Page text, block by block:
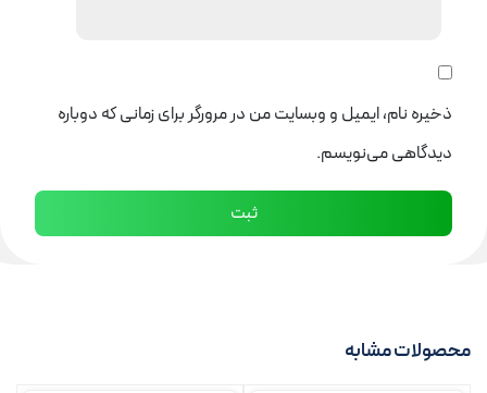
ذخیره نام، ایمیل و وبسایت من در مرورگر برای زمانی که دوباره
دیدگاهی می‌نویسم.
محصولات مشابه